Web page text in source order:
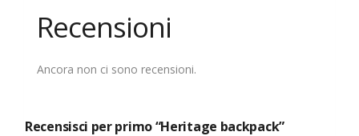
Recensioni
Ancora non ci sono recensioni.
Recensisci per primo “Heritage backpack”